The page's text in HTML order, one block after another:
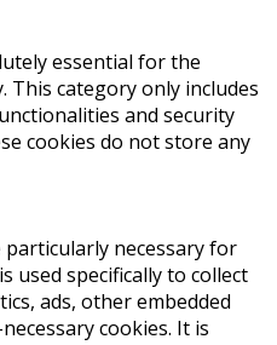
essential for the
category only includes
and security
cookies do not store any
necessary for
used specifically to collect
ads, other embedded
cookies. It is